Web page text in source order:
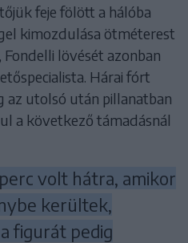
feje fölött a hálóba
kimozdulása ötméterest
lövését azonban
Hárai fórt
az utolsó után pillanatban
a következő támadásnál
volt hátra, amikor
kerültek,
figurát pedig